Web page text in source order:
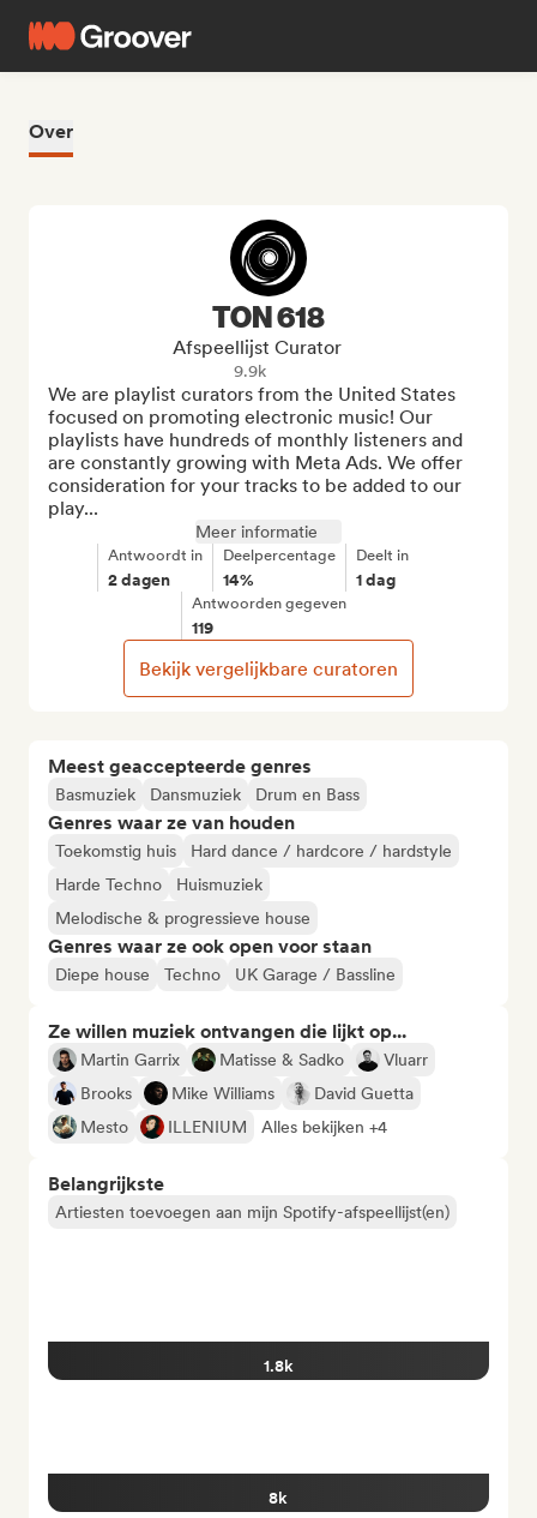
Over
Meest geaccepteerde genres
Basmuziek Dansmuziek Drum en Bass
Genres waar ze van houden
Toekomstig huis
Hard dance / hardcore / hardstyle
Harde Techno
Huismuziek
Melodische & progressieve house
Genres waar ze ook open voor staan
Diepe house Techno UK Garage / Bassline
Ze willen muziek ontvangen die lijkt op...
Martin Garrix Matisse & Sadko
Vluarr
Brooks
Mike Williams
David Guetta
Mesto
ILLENIUM Alles bekijken +4
Belangrijkste
Artiesten toevoegen aan mijn Spotify-afspeellijst(en)
1.8k
8k
TON 618
Afspeellijst Curator
9.9k
We are playlist curators from the United States
focused on promoting electronic music! Our
playlists have hundreds of monthly listeners and
are constantly growing with Meta Ads. We offer
consideration for your tracks to be added to our
play...
Meer informatie
Antwoordt in
2 dagen
Deelpercentage
14%
Deelt in
1 dag
Antwoorden gegeven
119
Bekijk vergelijkbare curatoren